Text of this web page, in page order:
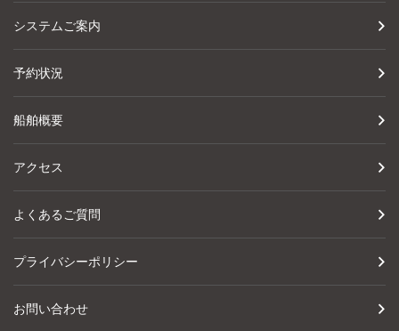
システムご案内
予約状況
船舶概要
アクセス
よくあるご質問
プライバシーポリシー
お問い合わせ